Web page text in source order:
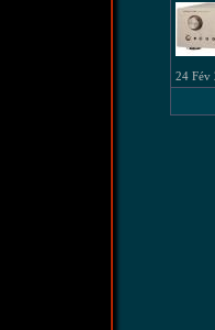
24 Fév